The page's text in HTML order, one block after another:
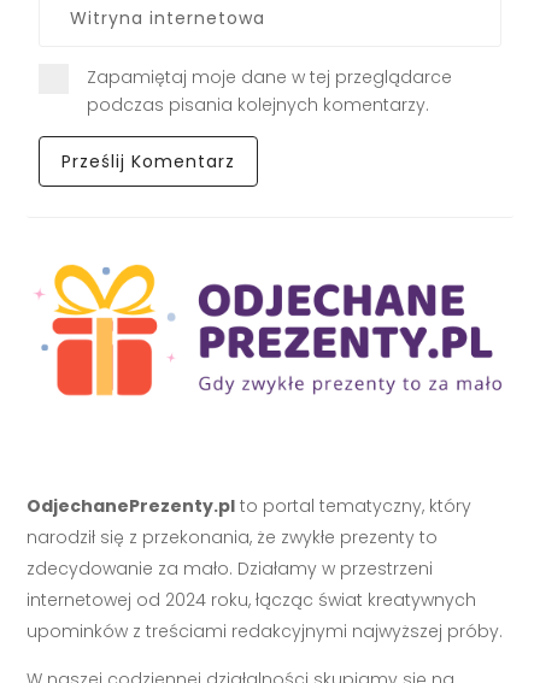
Zapamiętaj moje dane w tej przeglądarce
podczas pisania kolejnych komentarzy.
OdjechanePrezenty.pl to portal tematyczny, który
narodził się z przekonania, że zwykłe prezenty to
zdecydowanie za mało. Działamy w przestrzeni
internetowej od 2024 roku, łącząc świat kreatywnych
upominków z treściami redakcyjnymi najwyższej próby.